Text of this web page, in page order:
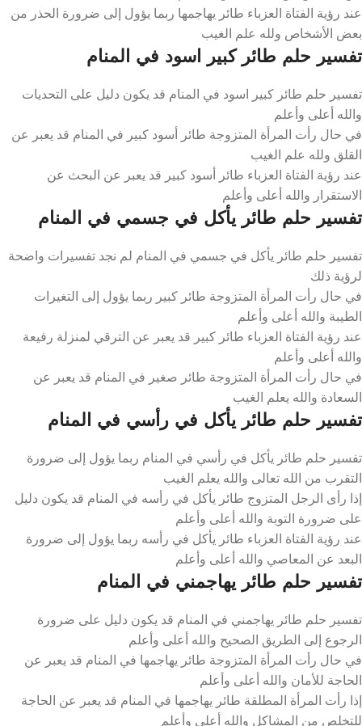
عند رؤية الفتاة العزباء طائر يهاجمها ربما يؤول إلى ضرورة الحذر من
بعض الأشخاص ولله علم الغيب
تفسير حلم طائر كبير اسود في المنام
تفسير حلم طائر كبير اسود في المنام قد يكون دليل على التحديات
والله أعلى وأعلم
في حال رأت المرأة المتزوجة طائر أسود كبير في المنام قد يعبر عن
القلق ولله علم الغيب
عند رؤية الفتاة العزباء طائر أسود كبير قد يعبر عن البحث عن
الاستقرار والله أعلى وأعلم
تفسير حلم طائر يأكل في جسمي في المنام
تفسير حلم طائر يأكل في جسمي في المنام لم نجد تفسيرات واضحة
لرؤية ذلك
في حال رأت المرأة المتزوجة طائر كبير ربما يؤول إلى التغيرات
الطيبة والله أعلى وأعلم
عند رؤية الفتاة العزباء طائر كبير قد يعبر عن الترقي لمنزلة رفيعة
والله أعلى وأعلم
في حال رأت المرأة المتزوجة طائر صغير في المنام قد يعبر عن
السعادة والله يعلم الغيب
تفسير حلم طائر يأكل في رأسي في المنام
تفسير حلم طائر يأكل في رأسي في المنام ربما يؤول إلى ضرورة
التقرب من الله تعالى والله يعلم الغيب
إذا رأى الرجل المتزوج طائر يأكل في رأسه في المنام قد يكون دليل
على ضرورة التوبة والله أعلى وأعلم
عند رؤية الفتاة العزباء طائر يأكل في رأسه ربما يؤول إلى ضرورة
البعد عن المعاصي والله أعلى وأعلم
تفسير حلم طائر يهاجمني في المنام
تفسير حلم طائر يهاجمني في المنام قد يكون دليل على ضرورة
الرجوع إلى الطريق الصحيح والله أعلى وأعلم
في حال رأت المرأة المتزوجة طائر يهاجمها في المنام قد يعبر عن
الحاجة للأمان والله أعلى وأعلم
إذا رأت المرأة المطلقة طائر يهاجمها في المنام قد يعبر عن الحاجة
للتخلص من المشاكل والله أعلى وأعلم